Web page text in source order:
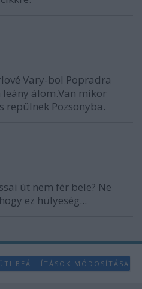
Vary-bol Popradra
leány álom.Van mikor
repülnek Pozsonyba.
út nem fér bele? Ne
ez hülyeség...
BEÁLLÍTÁSOK MÓDOSÍTÁSA